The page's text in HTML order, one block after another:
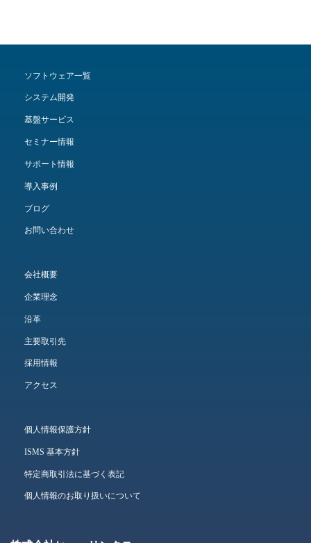
ソフトウェア一覧
システム開発
基盤サービス
セミナー情報
サポート情報
導入事例
ブログ
お問い合わせ
会社概要
企業理念
沿革
主要取引先
採用情報
アクセス
個人情報保護方針
ISMS 基本方針
特定商取引法に基づく表記
個人情報のお取り扱いについて